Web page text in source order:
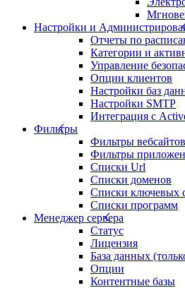
Настройки и
Отчеты по
Категории и
Управление
Опции клиентов
Настройки баз
Настройки SMTP
Интеграция с
Фильтры
Фильтры вебсайтов
Фильтры
Списки Url
Списки доменов
Списки ключевых
Списки программ
Менеджер сервера
Статус
Лицензия
База данных
Опции
Контентные базы